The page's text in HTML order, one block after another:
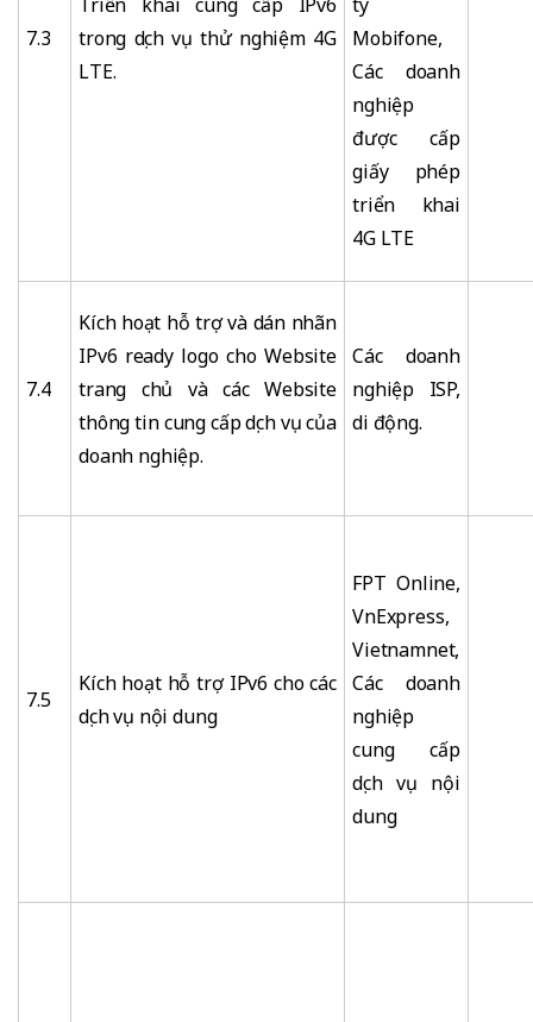
7.3
trong dịch vụ thử nghiệm 4G
LTE.
Mobifone,
Các doanh
nghiệp
được cấp
giấy phép
triển khai
4G LTE
7.4
Kích hoạt hỗ trợ và dán nhãn
IPv6 ready logo cho Website
trang chủ và các Website
thông tin cung cấp dịch vụ của
doanh nghiệp.
Các doanh
nghiệp ISP,
di động.
7.5
Kích hoạt hỗ trợ IPv6 cho các
dịch vụ nội dung
FPT Online,
VnExpress,
Vietnamnet,
Các doanh
nghiệp
cung cấp
dịch vụ nội
dung